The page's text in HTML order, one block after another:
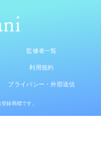
監修者一覧
利用規約
プライバシー・外部送信
録商標です。